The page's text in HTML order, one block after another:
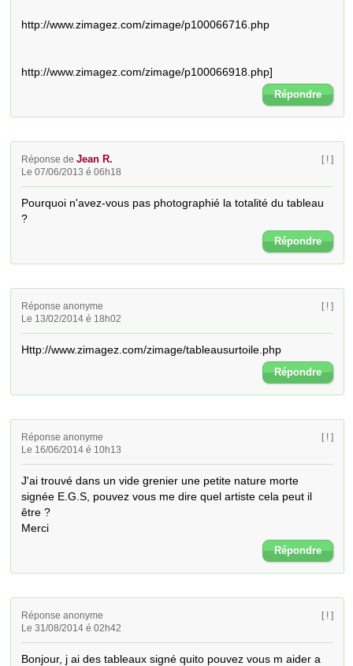
http://www.zimagez.com/zimage/p100066716.php
http://www.zimagez.com/zimage/p100066918.php]
Répondre
Réponse deJean R.
Le 07/06/2013 é 06h18
[ ! ]
Pourquoi n'avez-vous pas photographié la totalité du tableau
?
Répondre
Réponse anonyme
Le 13/02/2014 é 18h02
[ ! ]
Http://www.zimagez.com/zimage/tableausurtoile.php
Répondre
Réponse anonyme
Le 16/06/2014 é 10h13
[ ! ]
J'ai trouvé dans un vide grenier une petite nature morte
signée E.G.S, pouvez vous me dire quel artiste cela peut il
être ?
Merci
Répondre
Réponse anonyme
Le 31/08/2014 é 02h42
[ ! ]
Bonjour, j ai des tableaux signé quito pouvez vous m aider a